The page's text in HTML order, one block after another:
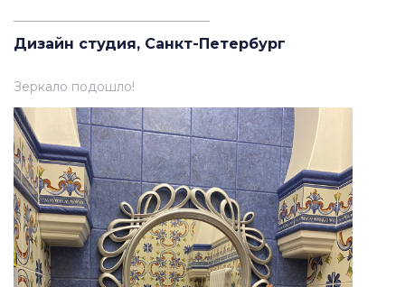
Дизайн студия, Санкт-Петербург
Зеркало подошло!